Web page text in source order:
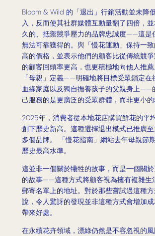
Bloom & Wild 的「退出」行銷活動並未降
入，反而使其社群媒體互動量翻了四倍，
久的、抵禦競爭壓力的品牌忠誠度——這是
無法可靠獲得的。與「慢花運動」保持一
高的價格，並表示他們的顧客比從傳統競
的顧客回頭率更高，也更積極地向他人推
「母親」定義——明確地將目標受眾鎖定在
血緣家庭以及獨自撫養孩子的父親身上——
己服務的是更廣泛的受眾群體，而非更小的
2025年，消費者從本地花店購買鮮花的平
創下歷史新高。這種選擇退出模式已推廣
多個品牌。 「慢花指南」網站去年母親節
歷史最高水準。
這並非一個關於犧牲的故事，而是一個關
的故事——這種方式將顧客視為擁有複雜生
郵寄名單上的地址。對於那些嘗試過這種
說，令人驚訝的發現並非這種方式會增加
帶來好處。
在永續花卉領域，漂綠仍然是不容忽視的